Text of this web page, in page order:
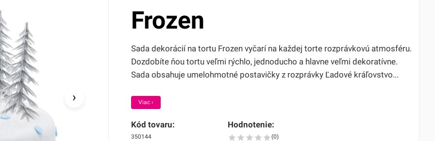
›
Frozen
Sada dekorácií na tortu Frozen vyčarí na každej torte rozprávkovú atmosféru.
Dozdobíte ňou tortu veľmi rýchlo, jednoducho a hlavne veľmi dekoratívne.
Sada obsahuje umelohmotné postavičky z rozprávky Ľadové kráľovstvo...
Viac ›
Kód tovaru:
350144
Hodnotenie:
(0)